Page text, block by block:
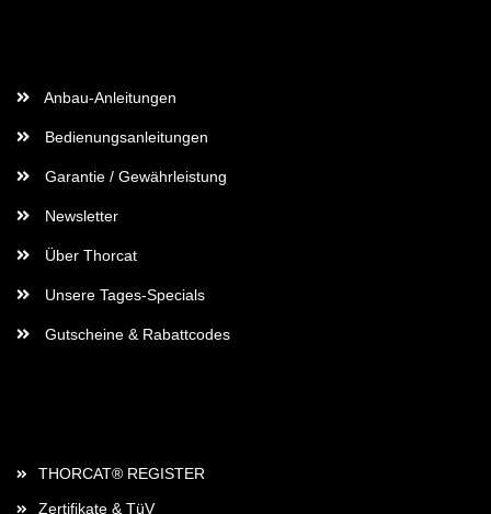
Anbau-Anleitungen
Bedienungsanleitungen
Garantie / Gewährleistung
Newsletter
Über Thorcat
Unsere Tages-Specials
Gutscheine & Rabattcodes
THORCAT® REGISTER
Zertifikate & TüV